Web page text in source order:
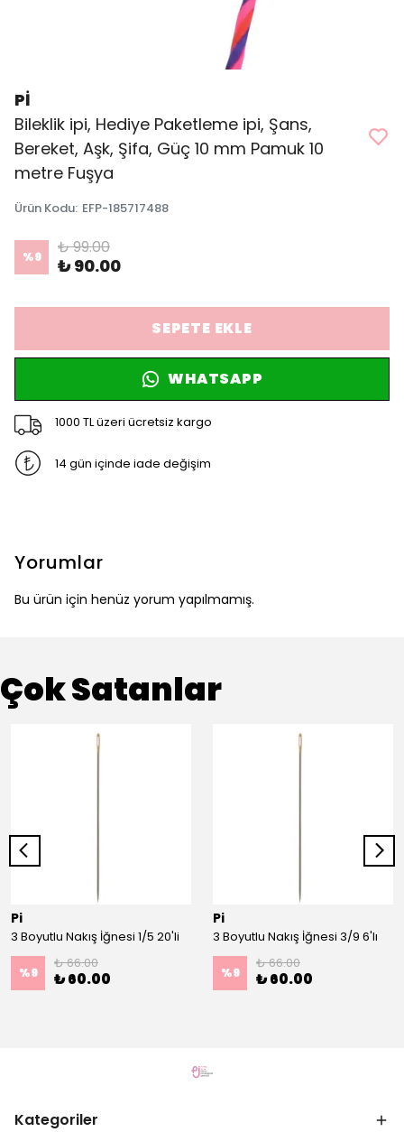
Pİ
Bileklik ipi, Hediye Paketleme ipi, Şans,
Bereket, Aşk, Şifa, Güç 10 mm Pamuk 10
metre Fuşya
Ürün Kodu: EFP-185717488
%9 ₺ 99.00
₺ 90.00
SEPETE EKLE
WHATSAPP
1000 TL üzeri ücretsiz kargo
14 gün içinde iade değişim
Yorumlar
Bu ürün için henüz yorum yapılmamış.
Çok Satanlar
Pi
3 Boyutlu Nakış İğnesi 1/5 20'li
%9
₺ 66.00
₺ 60.00
Pi
3 Boyutlu Nakış İğnesi 3/9 6'lı
%9
₺ 66.00
₺ 60.00
Kategoriler